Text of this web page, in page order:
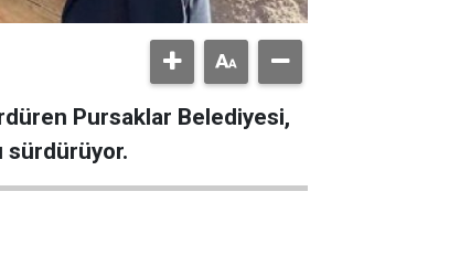
Pursaklar Belediyesi,
sürdürüyor.